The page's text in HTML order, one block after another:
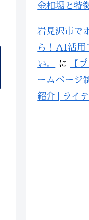
金相場と特
岩見沢市で
ら！AI活用
い。
に
【
ームページ
紹介 | ライ